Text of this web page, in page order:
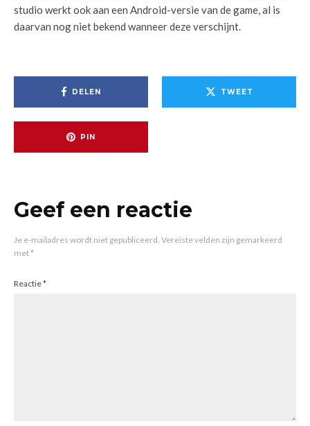
studio werkt ook aan een Android-versie van de game, al is
daarvan nog niet bekend wanneer deze verschijnt.
DELEN TWEET
PIN
Geef een reactie
Je e-mailadres wordt niet gepubliceerd. Vereiste velden zijn gemarkeerd
met*
Reactie*